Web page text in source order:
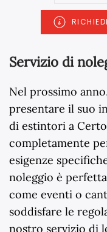
Servizio di
Nel prossimo
presentare il suo
di estintori a
completamente
esigenze
noleggio è
come eventi o
soddisfare le
nostro servizio di